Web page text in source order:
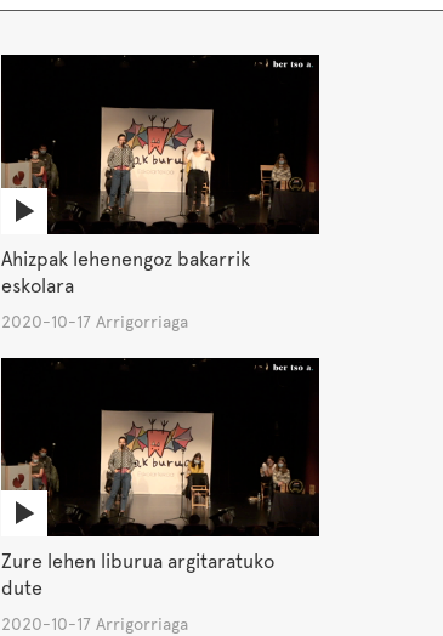
Ahizpak lehenengoz bakarrik
eskolara
2020-10-17 Arrigorriaga
Zure lehen liburua argitaratuko
dute
2020-10-17 Arrigorriaga